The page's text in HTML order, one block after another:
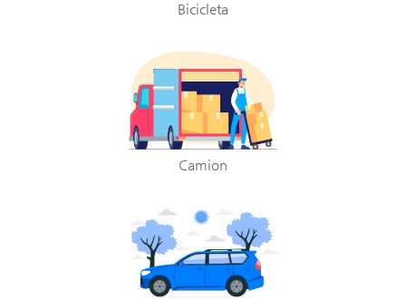
Bicicleta
Camion